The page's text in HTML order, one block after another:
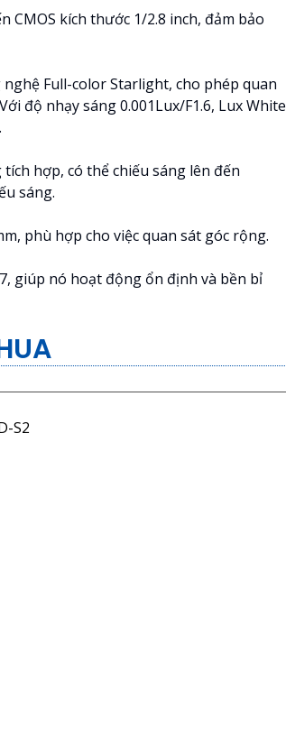
CMOS kích thước 1/2.8 inch, đảm bảo
Full-color Starlight, cho phép quan
độ nhạy sáng 0.001Lux/F1.6, Lux White
hợp, có thể chiếu sáng lên đến
sáng.
phù hợp cho việc quan sát góc rộng.
giúp nó hoạt động ổn định và bền bỉ
S2